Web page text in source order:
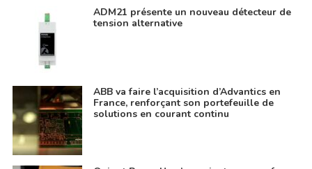
ADM21 présente un nouveau détecteur de
tension alternative
ABB va faire l’acquisition d’Advantics en
France, renforçant son portefeuille de
solutions en courant continu